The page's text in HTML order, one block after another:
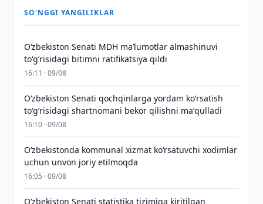
SO'NGGI YANGILIKLAR
Oʻzbekiston Senati MDH maʼlumotlar almashinuvi
toʻgʻrisidagi bitimni ratifikatsiya qildi
16:11 · 09/08
Oʻzbekiston Senati qochqinlarga yordam koʻrsatish
toʻgʻrisidagi shartnomani bekor qilishni maʼqulladi
16:10 · 09/08
Oʻzbekistonda kommunal xizmat koʻrsatuvchi xodimlar
uchun unvon joriy etilmoqda
16:05 · 09/08
Oʻzbekiston Senati statistika tizimiga kiritilgan